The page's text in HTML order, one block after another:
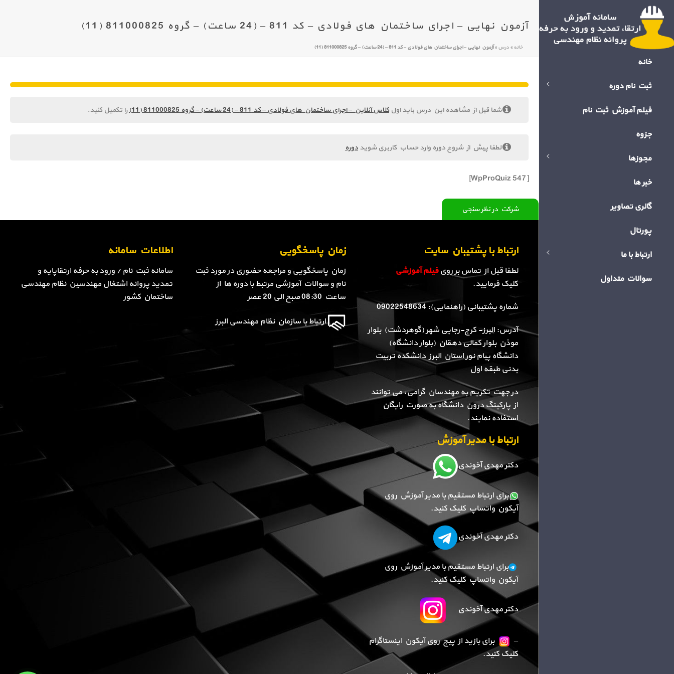
خانه
ثبت نام دوره
فیلم آموزش ثبت نام
جزوه
مجوزها
خبر ها
گالری تصاویر
پورتال
ارتباط با ما
سوالات متداول
آزمون نهایی – اجرای ساختمان های فولادی – کد 811 – (24 ساعت) – گروه 811000825 (11)
خانه » درس »آزمون نهایی – اجرای ساختمان های فولادی – کد 811 – (24 ساعت) – گروه 811000825 (11)
شرکت در نظر سنجی
شما قبل از مشاهده این درس باید اولکلاس آنلاین – اجرای ساختمان های فولادی – کد 811 – (24 ساعت) – گروه 811000825 (11) را تکمیل کنید.
لطفا پیش از شروع دوره وارد حساب کاربری شویددوره
[WpProQuiz 547]
اطلاعات سامانه
سامانه ثبت نام / ورود به حرفه ارتقاپایه و
تمدید پروانه اشتغال مهندسین نظام مهندسی
ساختمان کشور
زمان پاسخگویی
زمان پاسخگویی و مراجعه حضوری در مورد ثبت
نام و سوالات آموزشی مرتبط با دوره ها از
ساعت 08:30 صبح الی 20 عصر
ارتباط با سازمان نظام مهندسی البرز
ارتباط با پشتیبان سایت
لطفا قبل از تماس بر رویفیلم آموزشی
کلیک فرمایید.
شماره پشتیبانی (راهنمایی): 09022548634
آدرس: البرز- کرج-رجایی شهر (گوهردشت) بلوار
موذن بلوار کمالی دهقان (بلوار دانشگاه)
دانشگاه پیام نور استان البرز دانشکده تربیت
بدنی طبقه اول
در جهت تکریم به مهندسان گرامی، می توانند
از پارکینگ درون دانشگاه به صورت رایگان
استفاده نمایند.
ارتباط با مدیر آموزش
دکتر مهدی آخوندی
برای ارتباط مستقیم با مدیر آموزش روی
آیکون واتساپ کلیک کنید.
دکتر مهدی آخوندی
برای ارتباط مستقیم با مدیر آموزش روی
آیکون واتساپ کلیک کنید.
دکتر مهدی آخوندی
–
برای بازید از پیج روی آیکون اینستاگرام
کلیک کنید.